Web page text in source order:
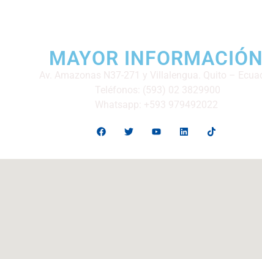
MAYOR INFORMACIÓN